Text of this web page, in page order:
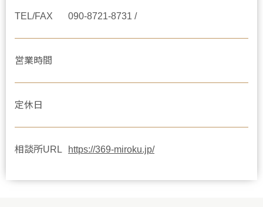
TEL/FAX 090-8721-8731 /
営業時間
定休日
相談所URL https://369-miroku.jp/